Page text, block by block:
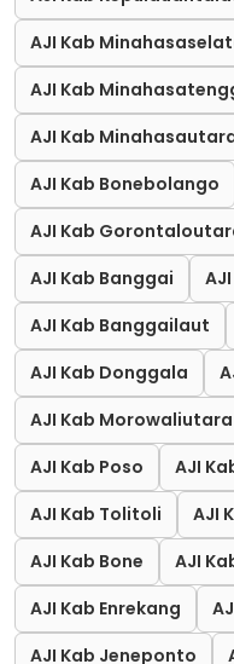
AJI Kab
AJI Kab
AJI Kab
AJI Kab Bonebolango
AJI Kab
AJI Kab Banggai
AJI Kab Banggailaut
AJI Kab Donggala
AJI Kab Morowaliutara
AJI Kab Poso
AJI
AJI Kab Tolitoli
AJI
AJI Kab Bone
AJI
AJI Kab Enrekang
AJI Kab Jeneponto